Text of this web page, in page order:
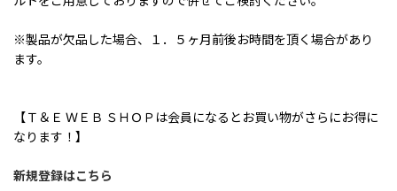
※製品が欠品した場合、１．５ヶ月前後お時間を頂く場合があり
ます。
【Ｔ＆Ｅ ＷＥＢ ＳＨＯＰは会員になるとお買い物がさらにお得に
なります！】
新規登録はこちら